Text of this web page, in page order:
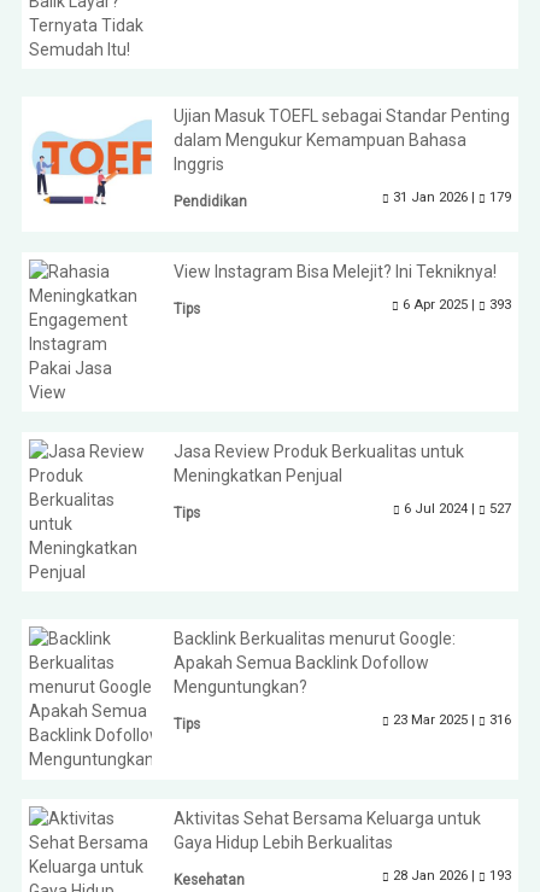
Ujian Masuk TOEFL sebagai Standar Penting
dalam Mengukur Kemampuan Bahasa
Inggris
Pendidikan 31 Jan 2026 | 179
View Instagram Bisa Melejit? Ini Tekniknya!
Tips 6 Apr 2025 | 393
Jasa Review Produk Berkualitas untuk
Meningkatkan Penjual
Tips 6 Jul 2024 | 527
Backlink Berkualitas menurut Google:
Apakah Semua Backlink Dofollow
Menguntungkan?
Tips 23 Mar 2025 | 316
Aktivitas Sehat Bersama Keluarga untuk
Gaya Hidup Lebih Berkualitas
Kesehatan 28 Jan 2026 | 193